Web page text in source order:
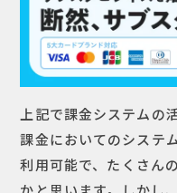
上記で課金システムの
課金においてのシステ
利用可能で、たくさん